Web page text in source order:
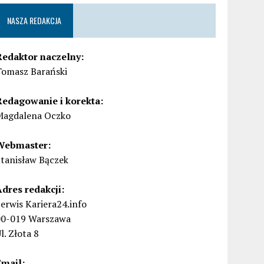
NASZA REDAKCJA
naczelny:
Barański
i korekta:
Oczko
Bączek
redakcji:
Kariera24.info
019 Warszawa
Złota 8